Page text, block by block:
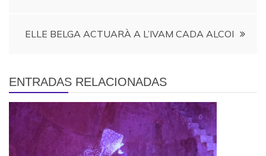
ELLE BELGA ACTUARÀ A L’IVAM CADA ALCOI
ENTRADAS RELACIONADAS